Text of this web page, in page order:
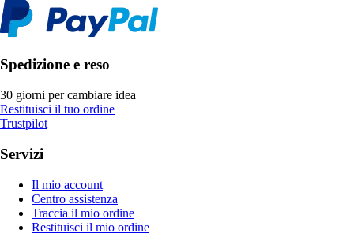
Spedizione e reso
30 giorni per cambiare idea
Restituisci il tuo ordine
Trustpilot
Servizi
Il mio account
Centro assistenza
Traccia il mio ordine
Restituisci il mio ordine